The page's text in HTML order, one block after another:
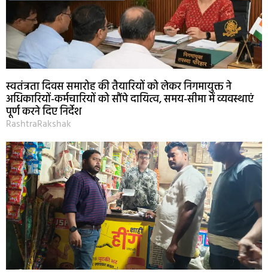
स्वतंत्रता दिवस समारोह की तैयारियों को लेकर निगमायुक्त ने
अधिकारियों-कर्मचारियों को सौंपे दायित्व, समय-सीमा में व्यवस्थाएं
पूर्ण करने दिए निर्देश
RashtraRakshak